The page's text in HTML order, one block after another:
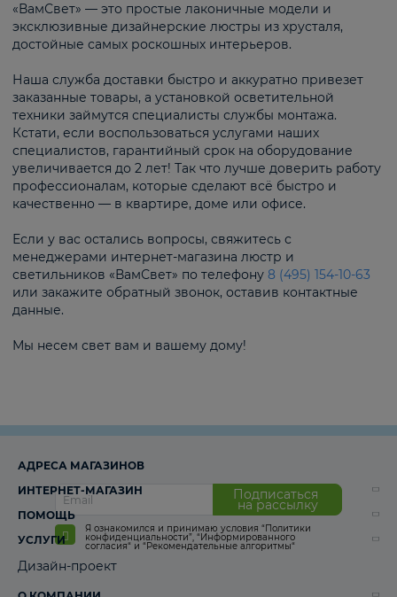
«ВамСвет» — это простые лаконичные модели и
эксклюзивные дизайнерские люстры из хрусталя,
достойные самых роскошных интерьеров.
Наша служба доставки быстро и аккуратно привезет
заказанные товары, а установкой осветительной
техники займутся специалисты службы монтажа.
Кстати, если воспользоваться услугами наших
специалистов, гарантийный срок на оборудование
увеличивается до 2 лет! Так что лучше доверить работу
профессионалам, которые сделают всё быстро и
качественно — в квартире, доме или офисе.
Если у вас остались вопросы, свяжитесь с
менеджерами интернет-магазина люстр и
светильников «ВамСвет» по телефону 8 (495) 154-10-63
или закажите обратный звонок, оставив контактные
данные.
Мы несем свет вам и вашему дому!
Подписаться
на рассылку
Я ознакомился и принимаю условия “Политики
конфиденциальности”, “Информированного
согласия“ и “Рекомендательные алгоритмы“
АДРЕСА МАГАЗИНОВ
ИНТЕРНЕТ-МАГАЗИН
ПОМОЩЬ
УСЛУГИ
Дизайн-проект